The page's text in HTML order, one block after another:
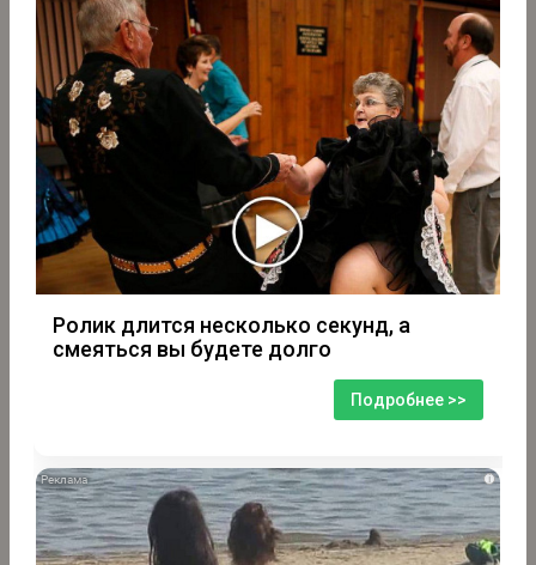
Ролик длится несколько секунд, а
смеяться вы будете долго
Подробнее >>
i